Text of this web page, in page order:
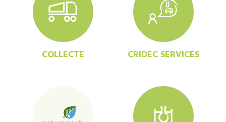
COLLECTE CRIDEC SERVICES